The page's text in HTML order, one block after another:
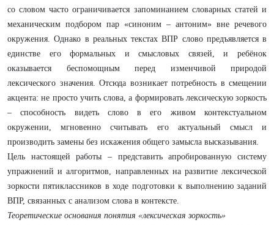
со словом часто ограничивается запоминанием словарных статей и
механическим подбором пар «синоним – антоним» вне речевого
окружения. Однако в реальных текстах ВПР слово предъявляется в
единстве его формальных и смысловых связей, и ребёнок
оказывается беспомощным перед изменчивой природой
лексического значения. Отсюда возникает потребность в смещении
акцента: не просто учить слова, а формировать лексическую зоркость
– способность видеть слово в его живом контекстуальном
окружении, мгновенно считывать его актуальный смысл и
производить замены без искажения общего замысла высказывания.
Цель настоящей работы – представить апробированную систему
упражнений и алгоритмов, направленных на развитие лексической
зоркости пятиклассников в ходе подготовки к выполнению заданий
ВПР, связанных с анализом слова в контексте.
Теоретические основания понятия «лексическая зоркость»